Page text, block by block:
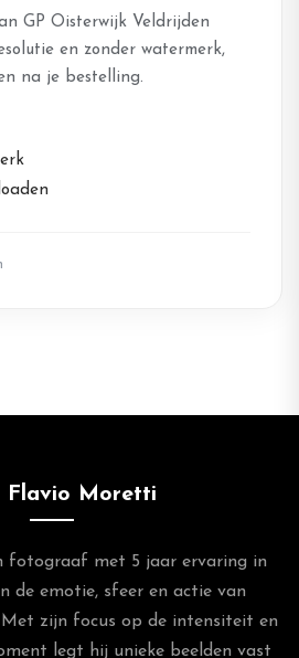
GP Oisterwijk Veldrijden
en zonder watermerk,
na je bestelling.
Flavio Moretti
fotograaf met 5 jaar ervaring in
de emotie, sfeer en actie van
Met zijn focus op de intensiteit en
legt hij unieke beelden vast